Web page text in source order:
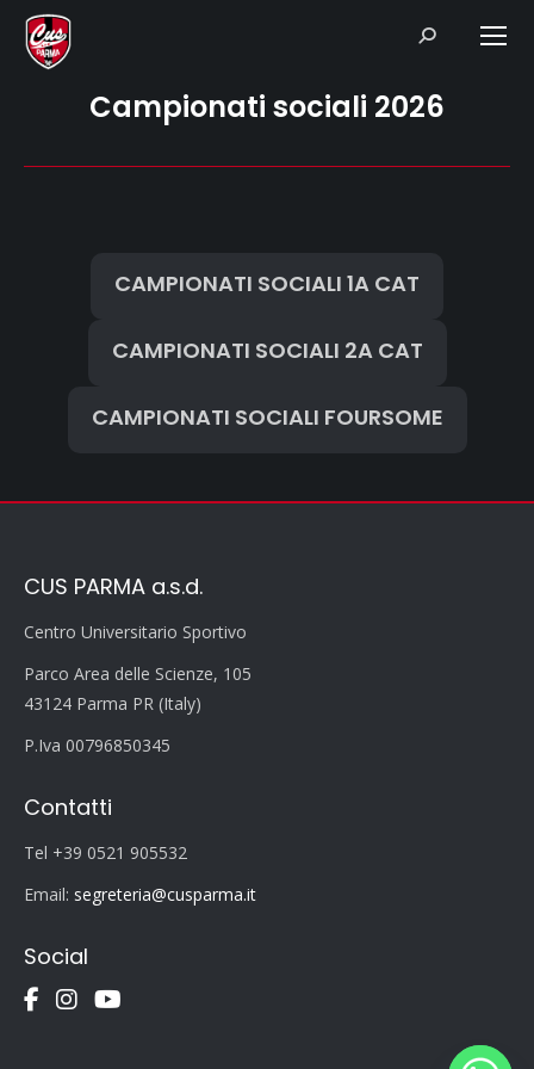
Search:
Campionati sociali 2026
CAMPIONATI SOCIALI 1A CAT
CAMPIONATI SOCIALI 2A CAT
CAMPIONATI SOCIALI FOURSOME
CUS PARMA a.s.d.
Centro Universitario Sportivo
Parco Area delle Scienze, 105
43124 Parma PR (Italy)
P.Iva 00796850345
Contatti
Tel +39 0521 905532
Email: segreteria@cusparma.it
Social